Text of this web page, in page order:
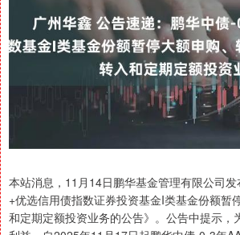
本站消息，11月14日鹏华基金管理有限公司
+优选信用债指数证券投资基金I类基金份额暂
和定期定额投资业务的公告》。公告中提示，